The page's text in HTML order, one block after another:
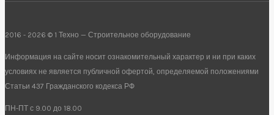
2016 - 2026 © 1 Техно — Строительное оборудование
Информация на сайте носит ознакомительный характер и ни при каких
условиях не является публичной офертой, определяемой положениями
Статьи 437 Гражданского кодекса РФ
ПН-ПТ с 9.00 до 18.00